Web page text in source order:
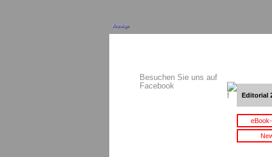
Anzeige
Besuchen Sie uns auf
Facebook
Editorial